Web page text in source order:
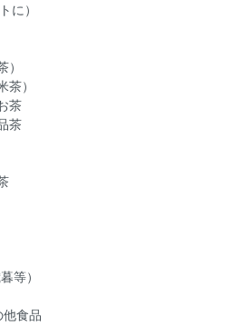
トに）
）
茶）
茶
茶
等）
食品